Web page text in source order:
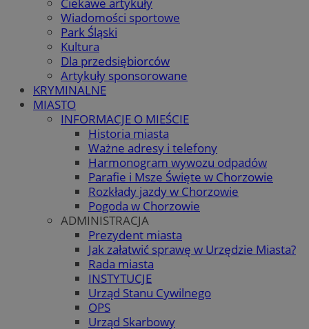
Wiadomości sportowe
Park Śląski
Kultura
Dla przedsiębiorców
Artykuły sponsorowane
KRYMINALNE
MIASTO
INFORMACJE O MIEŚCIE
Historia miasta
Ważne adresy i telefony
Harmonogram wywozu odpadów
Parafie i Msze Święte w Chorzowie
Rozkłady jazdy w Chorzowie
Pogoda w Chorzowie
ADMINISTRACJA
Prezydent miasta
Jak załatwić sprawę w Urzędzie Miasta?
Rada miasta
INSTYTUCJE
Urząd Stanu Cywilnego
OPS
Urząd Skarbowy